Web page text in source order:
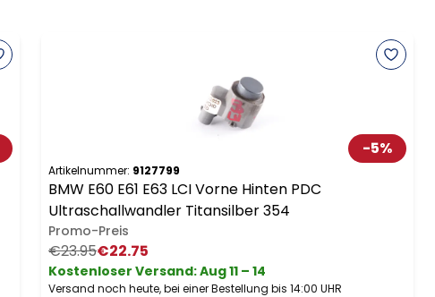
-5%
Artikelnummer: 9127799
BMW E60 E61 E63 LCI Vorne Hinten PDC
Ultraschallwandler Titansilber 354
Promo-Preis
€23.95€22.75
Kostenloser Versand:Aug 11 – 14
Versand noch heute, bei einer Bestellung bis 14:00 UHR